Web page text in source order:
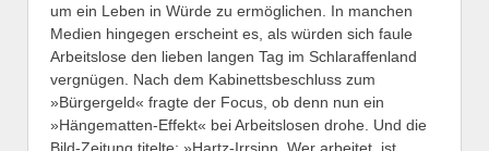
um ein Leben in Würde zu ermöglichen. In manchen
Medien hingegen erscheint es, als würden sich faule
Arbeitslose den lieben langen Tag im Schlaraffenland
vergnügen. Nach dem Kabinettsbeschluss zum
»Bürgergeld« fragte der Focus, ob denn nun ein
»Hängematten-Effekt« bei Arbeitslosen drohe. Und die
Bild-Zeitung titelte: »Hartz-Irrsinn. Wer arbeitet, ist